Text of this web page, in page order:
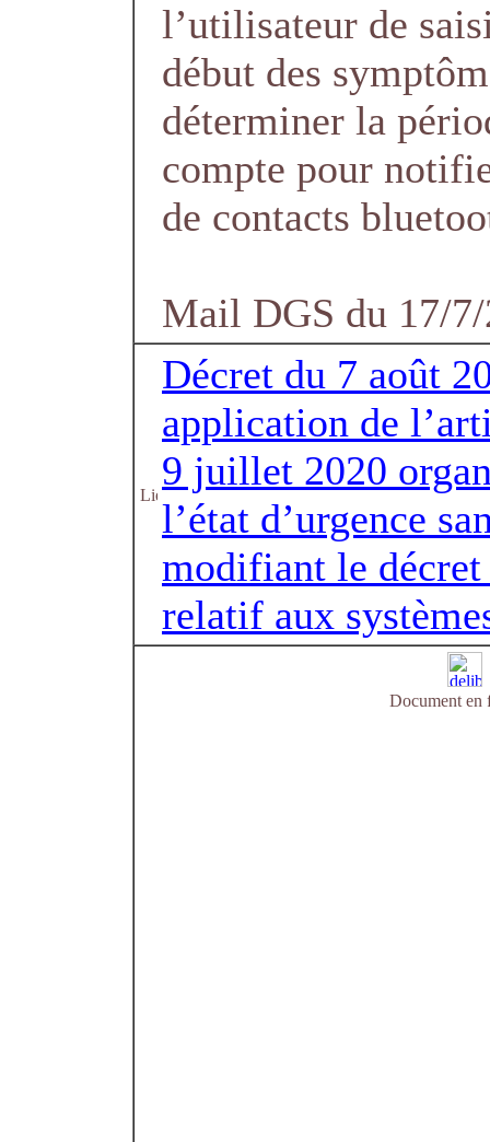
l’utilisateur de
début des
déterminer la
compte pour
de contacts
Mail DGS du 17/
Décret du 7 août
application de
9 juillet 2020
l’état d’urgence
modifiant le
relatif aux
Document en